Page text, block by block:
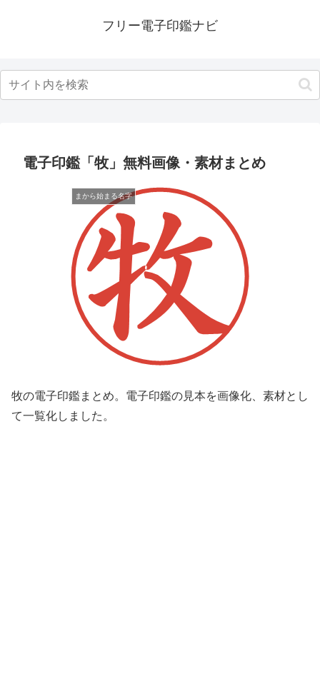
フリー電子印鑑ナビ
電子印鑑「牧」無料画像・素材まとめ
まから始まる名字
牧の電子印鑑まとめ。電子印鑑の見本を画像化、素材とし
て一覧化しました。